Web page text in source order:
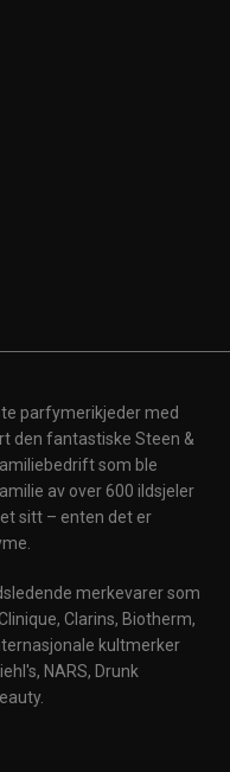
parfymerikjeder med
den fantastiske Steen &
som ble
av over 600 ildsjeler
sitt – enten det er
merkevarer som
Clarins, Biotherm,
kultmerker
NARS, Drunk